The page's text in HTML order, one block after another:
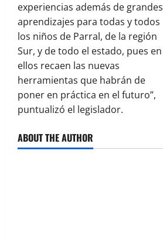
experiencias además de grandes
aprendizajes para todas y todos
los niños de Parral, de la región
Sur, y de todo el estado, pues en
ellos recaen las nuevas
herramientas que habrán de
poner en práctica en el futuro”,
puntualizó el legislador.
ABOUT THE AUTHOR